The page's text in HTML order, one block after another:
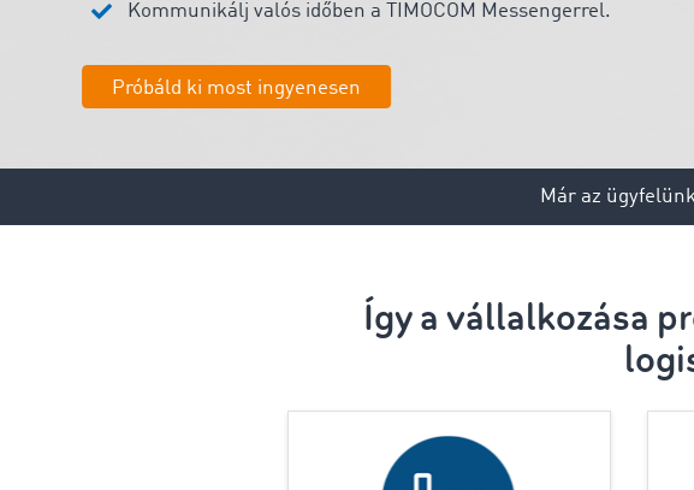
Kommunikálj valós időben a TIMOCOM Messengerrel.
Próbáld ki most ingyenesen
Már az
Így a vállalkozása